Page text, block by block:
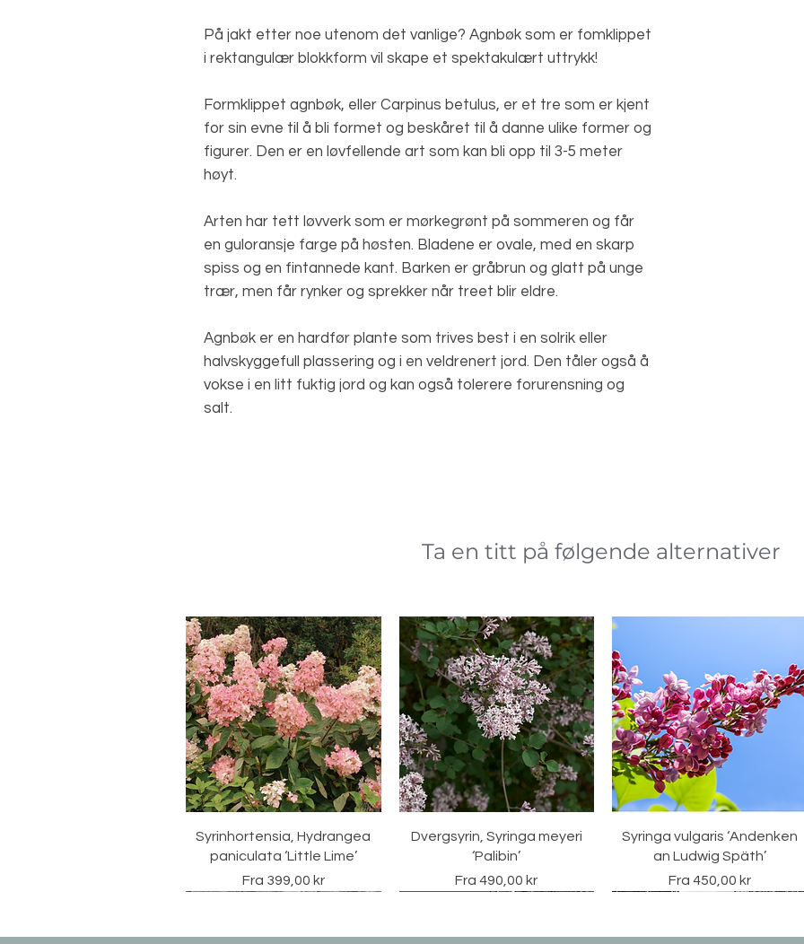
På jakt etter noe utenom det vanlige? Agnbøk som er fomklippet
i rektangulær blokkform vil skape et spektakulært uttrykk!
Formklippet agnbøk, eller Carpinus betulus, er et tre som er kjent
for sin evne til å bli formet og beskåret til å danne ulike former og
figurer. Den er en løvfellende art som kan bli opp til 3-5 meter
høyt.
Arten har tett løvverk som er mørkegrønt på sommeren og får
en guloransje farge på høsten. Bladene er ovale, med en skarp
spiss og en fintannede kant. Barken er gråbrun og glatt på unge
trær, men får rynker og sprekker når treet blir eldre.
Agnbøk er en hardfør plante som trives best i en solrik eller
halvskyggefull plassering og i en veldrenert jord. Den tåler også å
vokse i en litt fuktig jord og kan også tolerere forurensning og
salt.
Ta en titt på følgende alternativer
Hurtigvisning
Syrinhortensia, Hydrangea
paniculata ‘Little Lime’
Fra 399,00 kr
Salgspris
Hurtigvisning
Dvergsyrin, Syringa meyeri
‘Palibin’
Fra490,00 kr
Salgspris
Hurtigvisning
Syringa vulgaris ‘Andenken
an Ludwig Späth’
Fra 450,00 kr
Salgspris